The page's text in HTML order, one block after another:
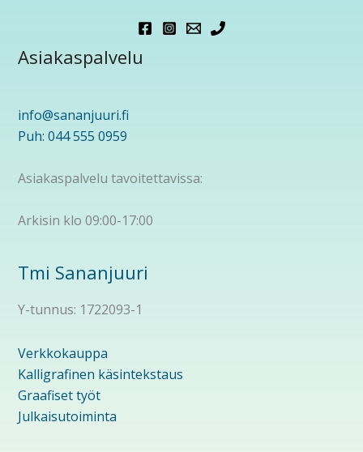
Asiakaspalvelu
info@sananjuuri.fi
Puh: 044 555 0959
Asiakaspalvelu tavoitettavissa:
Arkisin klo 09:00-17:00
Tmi Sananjuuri
Y-tunnus: 1722093-1
Verkkokauppa
Kalligrafinen käsintekstaus
Graafiset työt
Julkaisutoiminta